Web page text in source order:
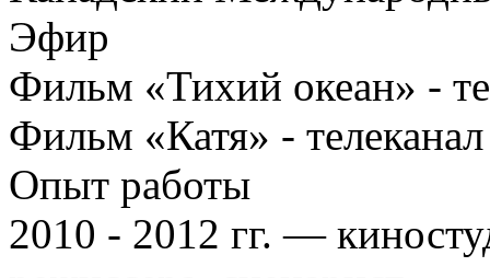
Эфир
Фильм «Тихий океан» -
Фильм «Катя» -
Опыт работы
2010 - 2012 гг. —